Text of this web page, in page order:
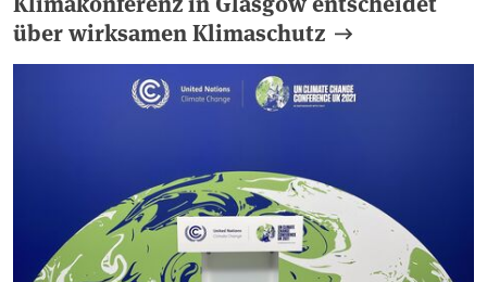
über wirksamen Klimaschutz